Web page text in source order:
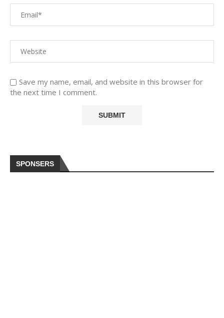
Save my name, email, and website in this browser for
the next time I comment.
SPONSERS